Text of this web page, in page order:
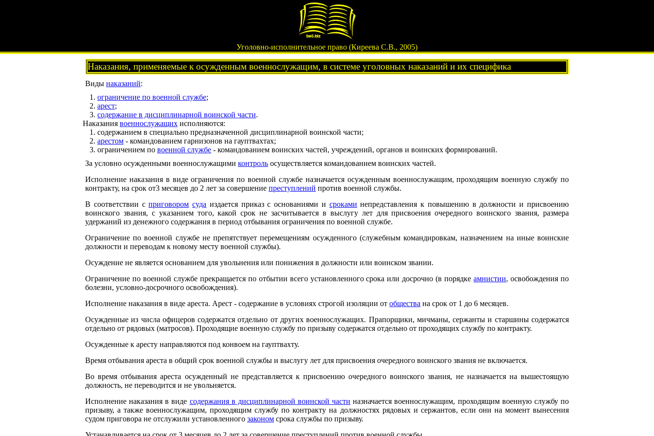
Уголовно-исполнительное право (Киреева С.В., 2005)
Наказания, применяемые к осужденным военнослужащим, в системе уголовных наказаний и их специфика
Виды наказаний:
ограничение по военной службе;
арест;
содержание в дисциплинарной воинской части.
Наказания военнослужащих исполняются:
содержанием в специально предназначенной дисциплинарной воинской части;
арестом - командованием гарнизонов на гауптвахтах;
ограничением по военной службе - командованием воинских частей, учреждений, органов и воинских формирований.
За условно осужденными военнослужащими контроль осуществляется командованием воинских частей.
Исполнение наказания в виде ограничения по военной службе назначается осужденным военнослужащим, проходящим военную службу по
контракту, на срок от3 месяцев до 2 лет за совершение преступлений против военной службы.
В соответствии сприговором суда издается приказ с основаниями и сроками непредставления к повышению в должности и присвоению
воинского звания, с указанием того, какой срок не засчитывается в выслугу лет для присвоения очередного воинского звания, размера
удержаний из денежного содержания в период отбывания ограничения по военной службе.
Ограничение по военной службе не препятствует перемещениям осужденного (служебным командировкам, назначением на иные воинские
должности и переводам к новому месту военной службы).
Осуждение не является основанием для увольнения или понижения в должности или воинском звании.
Ограничение по военной службе прекращается по отбытии всего установленного срока или досрочно (в порядкеамнистии, освобождения по
болезни, условно-досрочного освобождения).
Исполнение наказания в виде ареста. Арест - содержание в условиях строгой изоляции от общества на срок от 1 до 6 месяцев.
Осужденные из числа офицеров содержатся отдельно от других военнослужащих. Прапорщики, мичманы, сержанты и старшины содержатся
отдельно от рядовых (матросов). Проходящие военную службу по призыву содержатся отдельно от проходящих службу по контракту.
Осужденные к аресту направляются под конвоем на гауптвахту.
Время отбывания ареста в общий срок военной службы и выслугу лет для присвоения очередного воинского звания не включается.
Во время отбывания ареста осужденный не представляется к присвоению очередного воинского звания, не назначается на вышестоящую
должность, не переводится и не увольняется.
Исполнение наказания в виде содержания в дисциплинарной воинской части назначается военнослужащим, проходящим военную службу по
призыву, а также военнослужащим, проходящим службу по контракту на должностях рядовых и сержантов, если они на момент вынесения
судом приговора не отслужили установленного законом срока службы по призыву.